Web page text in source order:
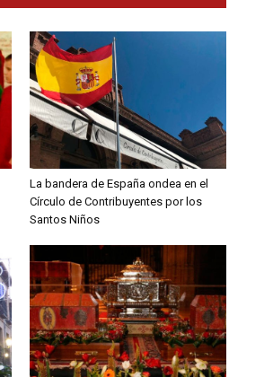
La bandera de España ondea en el
Círculo de Contribuyentes por los
Santos Niños